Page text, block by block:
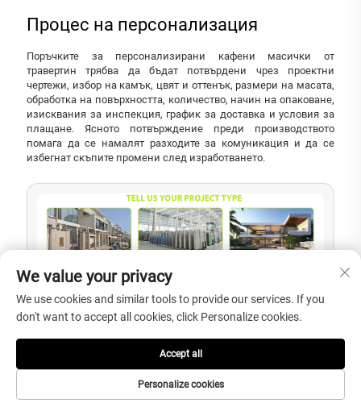
Процес на персонализация
Поръчките за персонализирани кафени масички от
травертин трябва да бъдат потвърдени чрез проектни
чертежи, избор на камък, цвят и оттенък, размери на масата,
обработка на повърхността, количество, начин на опаковане,
изисквания за инспекция, график за доставка и условия за
плащане. Ясното потвърждение преди производството
помага да се намалят разходите за комуникация и да се
избегнат скъпите промени след изработването.
We value your privacy
We use cookies and similar tools to provide our services. If you
don't want to accept all cookies, click Personalize cookies.
Personalize cookies
Accept all